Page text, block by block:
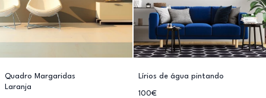
Quadro Margaridas
Laranja
Lírios de água pintando
100€